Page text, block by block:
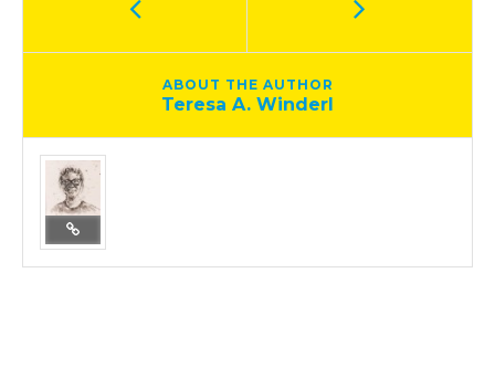
ABOUT THE AUTHOR
Teresa A. Winderl